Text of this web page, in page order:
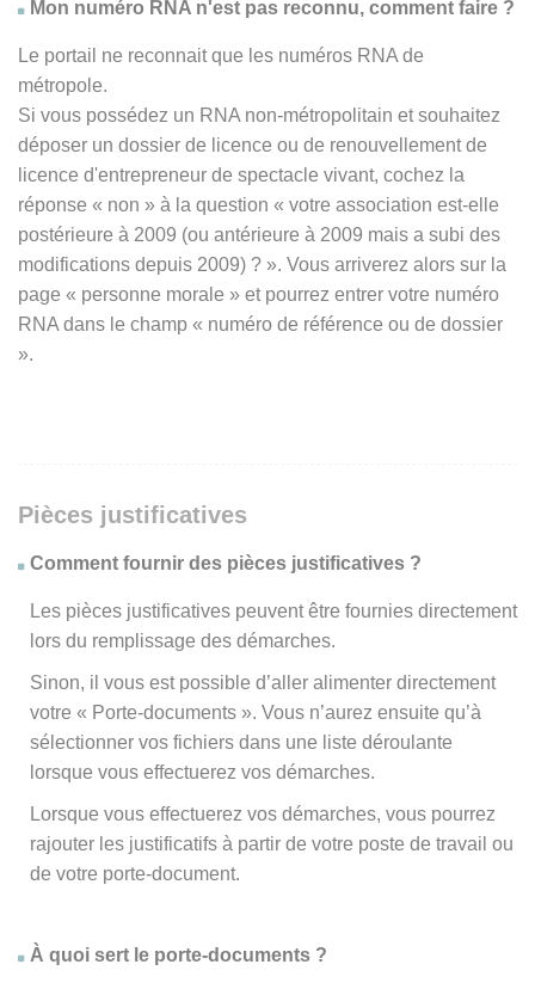
Mon numéro RNA n'est pas reconnu, comment faire ?
Le portail ne reconnait que les numéros RNA de
métropole.
Si vous possédez un RNA non-métropolitain et souhaitez
déposer un dossier de licence ou de renouvellement de
licence d'entrepreneur de spectacle vivant, cochez la
réponse « non » à la question « votre association est-elle
postérieure à 2009 (ou antérieure à 2009 mais a subi des
modifications depuis 2009) ? ». Vous arriverez alors sur la
page « personne morale » et pourrez entrer votre numéro
RNA dans le champ « numéro de référence ou de dossier
».
Pièces justificatives
Comment fournir des pièces justificatives ?
Les pièces justificatives peuvent être fournies directement
lors du remplissage des démarches.
Sinon, il vous est possible d’aller alimenter directement
votre « Porte-documents ». Vous n’aurez ensuite qu’à
sélectionner vos fichiers dans une liste déroulante
lorsque vous effectuerez vos démarches.
Lorsque vous effectuerez vos démarches, vous pourrez
rajouter les justificatifs à partir de votre poste de travail ou
de votre porte-document.
À quoi sert le porte-documents ?